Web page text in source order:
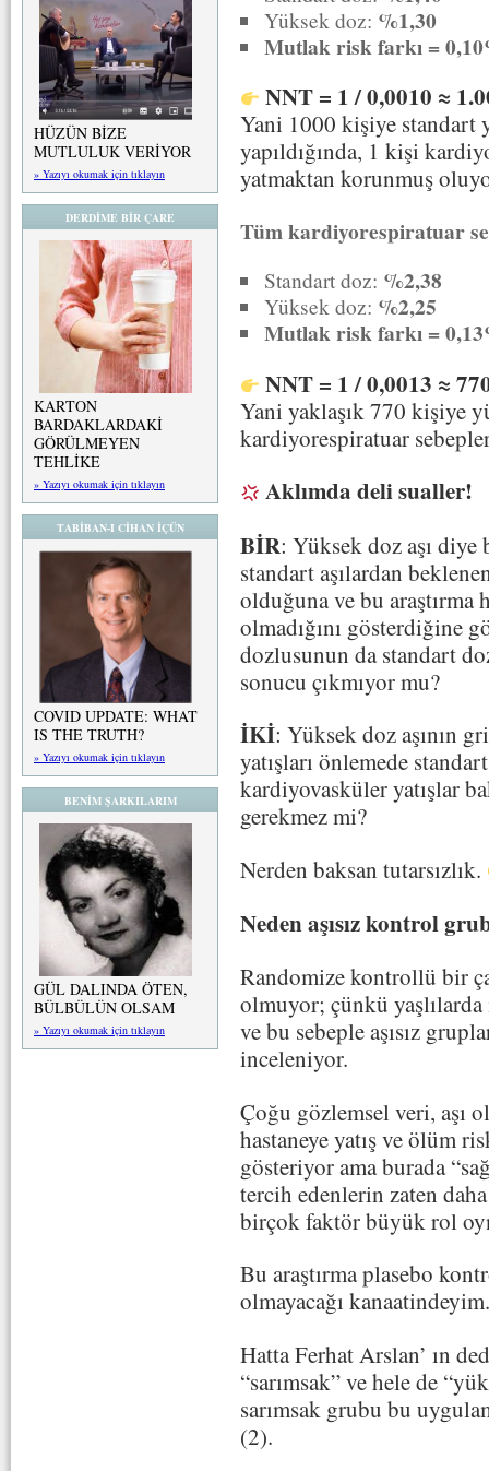
HÜZÜN BİZE
MUTLULUK VERİYOR
» Yazıyı okumak için tıklayın
DERDİME BİR ÇARE
KARTON
BARDAKLARDAKİ
GÖRÜLMEYEN
TEHLİKE
» Yazıyı okumak için tıklayın
TABİBAN-I CİHAN İÇÜN
COVID UPDATE: WHAT
IS THE TRUTH?
» Yazıyı okumak için tıklayın
BENİM ŞARKILARIM
GÜL DALINDA ÖTEN,
BÜLBÜLÜN OLSAM
» Yazıyı okumak için tıklayın
Yüksek doz: %1,30
Mutlak risk farkı =
NNT = 1 / 0,0010 ≈
Yani 1000 kişiye standart
yapıldığında, 1 kişi
yatmaktan korunmuş
Tüm kardiyorespiratuar
Standart doz: %2,38
Yüksek doz: %2,25
Mutlak risk farkı =
NNT = 1 / 0,0013 ≈
Yani yaklaşık 770 kişiye
kardiyorespiratuar
Aklımda deli sualler!
BİR: Yüksek doz aşı diye
standart aşılardan
olduğuna ve bu
olmadığını gösterdiğine
dozlusunun da standart
sonucu çıkmıyor mu?
İKİ: Yüksek doz aşının
yatışları önlemede
kardiyovasküler yatışlar
gerekmez mi?
Nerden baksan tutarsızlık.
Neden aşısız kontrol
Randomize kontrollü bir
olmuyor; çünkü
ve bu sebeple aşısız
inceleniyor.
Çoğu gözlemsel veri, aşı
hastaneye yatış ve ölüm
gösteriyor ama burada
tercih edenlerin zaten daha
birçok faktör büyük rol
Bu araştırma plasebo
olmayacağı kanaatindeyim.
Hatta Ferhat Arslan’ ın
“sarımsak” ve hele de
sarımsak grubu bu
(2).